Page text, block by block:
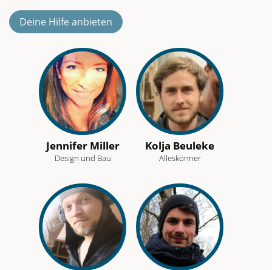
Deine Hilfe anbieten
Jennifer Miller
Design und Bau
Kolja Beuleke
Alleskönner